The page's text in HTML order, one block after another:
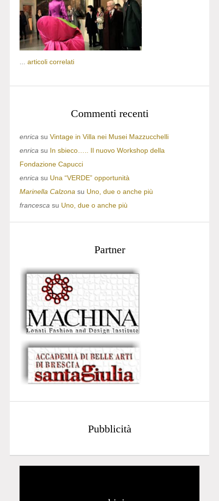
articoli correlati
Commenti recenti
enrica su Vintage in Villa nei Musei Mazzucchelli
enrica su In sbieco….. Il nuovo Workshop della
Fondazione Capucci
enrica su Una “VERDE” opportunità
Marinella Calzona su Uno, due o anche più
francesca su Uno, due o anche più
Partner
Pubblicità